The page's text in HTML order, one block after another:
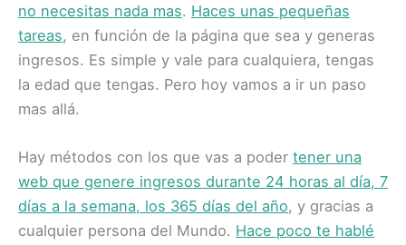
no necesitas nada mas. Haces unas pequeñas
tareas, en función de la página que sea y generas
ingresos. Es simple y vale para cualquiera, tengas
la edad que tengas. Pero hoy vamos a ir un paso
mas allá.
Hay métodos con los que vas a poder tener una
web que genere ingresos durante 24 horas al día, 7
días a la semana, los 365 días del año, y gracias a
cualquier persona del Mundo. Hace poco te hablé